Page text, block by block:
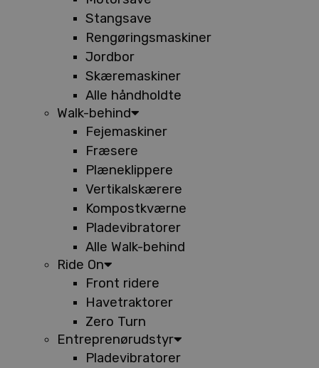
Stangsave
Rengøringsmaskiner
Jordbor
Skæremaskiner
Alle håndholdte
Walk-behind
Fejemaskiner
Fræsere
Plæneklippere
Vertikalskærere
Kompostkværne
Pladevibratorer
Alle Walk-behind
Ride On
Front ridere
Havetraktorer
Zero Turn
Entreprenørudstyr
Pladevibratorer